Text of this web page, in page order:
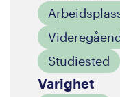
Studiested
Varighet